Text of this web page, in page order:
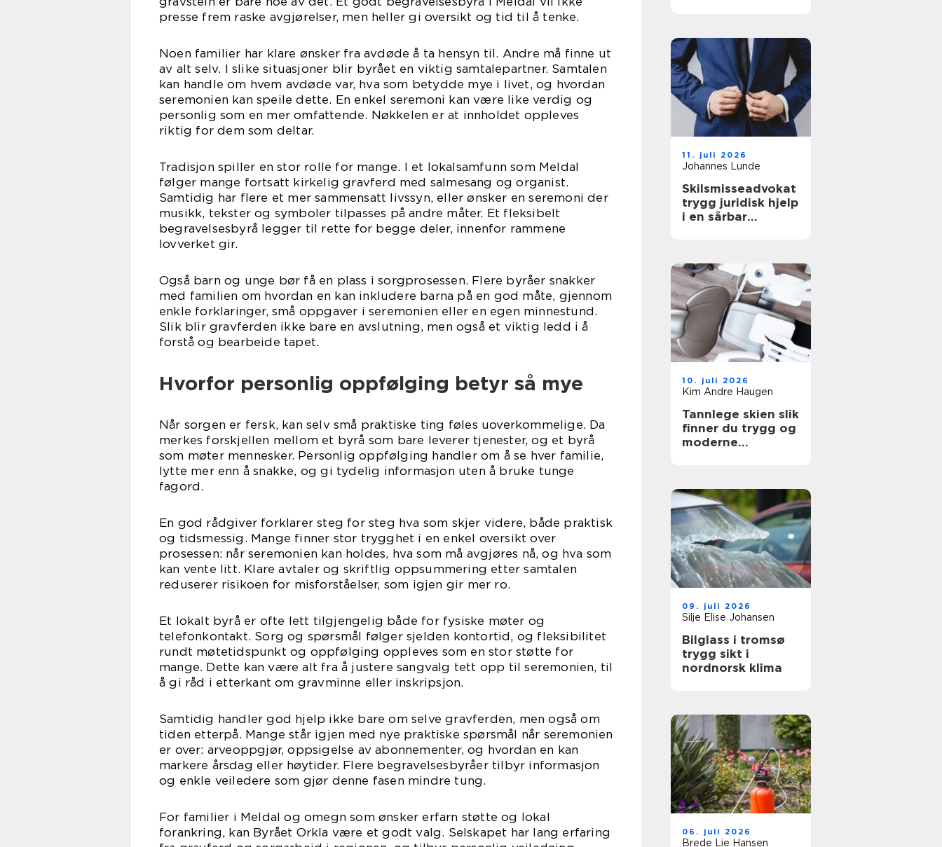
presse frem raske avgjørelser, men heller gi oversikt og tid til å tenke.
Noen familier har klare ønsker fra avdøde å ta hensyn til. Andre må finne ut
av alt selv. I slike situasjoner blir byrået en viktig samtalepartner. Samtalen
kan handle om hvem avdøde var, hva som betydde mye i livet, og hvordan
seremonien kan speile dette. En enkel seremoni kan være like verdig og
personlig som en mer omfattende. Nøkkelen er at innholdet oppleves
riktig for dem som deltar.
Tradisjon spiller en stor rolle for mange. I et lokalsamfunn som Meldal
følger mange fortsatt kirkelig gravferd med salmesang og organist.
Samtidig har flere et mer sammensatt livssyn, eller ønsker en seremoni der
musikk, tekster og symboler tilpasses på andre måter. Et fleksibelt
begravelsesbyrå legger til rette for begge deler, innenfor rammene
lovverket gir.
Også barn og unge bør få en plass i sorgprosessen. Flere byråer snakker
med familien om hvordan en kan inkludere barna på en god måte, gjennom
enkle forklaringer, små oppgaver i seremonien eller en egen minnestund.
Slik blir gravferden ikke bare en avslutning, men også et viktig ledd i å
forstå og bearbeide tapet.
Hvorfor personlig oppfølging betyr så mye
Når sorgen er fersk, kan selv små praktiske ting føles uoverkommelige. Da
merkes forskjellen mellom et byrå som bare leverer tjenester, og et byrå
som møter mennesker. Personlig oppfølging handler om å se hver familie,
lytte mer enn å snakke, og gi tydelig informasjon uten å bruke tunge
fagord.
En god rådgiver forklarer steg for steg hva som skjer videre, både praktisk
og tidsmessig. Mange finner stor trygghet i en enkel oversikt over
prosessen: når seremonien kan holdes, hva som må avgjøres nå, og hva som
kan vente litt. Klare avtaler og skriftlig oppsummering etter samtalen
reduserer risikoen for misforståelser, som igjen gir mer ro.
Et lokalt byrå er ofte lett tilgjengelig både for fysiske møter og
telefonkontakt. Sorg og spørsmål følger sjelden kontortid, og fleksibilitet
rundt møtetidspunkt og oppfølging oppleves som en stor støtte for
mange. Dette kan være alt fra å justere sangvalg tett opp til seremonien, til
å gi råd i etterkant om gravminne eller inskripsjon.
Samtidig handler god hjelp ikke bare om selve gravferden, men også om
tiden etterpå. Mange står igjen med nye praktiske spørsmål når seremonien
er over: arveoppgjør, oppsigelse av abonnementer, og hvordan en kan
markere årsdag eller høytider. Flere begravelsesbyråer tilbyr informasjon
og enkle veiledere som gjør denne fasen mindre tung.
For familier i Meldal og omegn som ønsker erfarn støtte og lokal
forankring, kan Byrået Orkla være et godt valg. Selskapet har lang erfaring
11. juli 2026
Johannes Lunde
Skilsmisseadvokat
trygg juridisk hjelp
i en sårbar
10. juli 2026
Kim Andre Haugen
Tannlege skien slik
finner du trygg og
moderne
09. juli 2026
Silje Elise Johansen
Bilglass i tromsø
trygg sikt i
nordnorsk klima
06. juli 2026
Brede Lie Hansen